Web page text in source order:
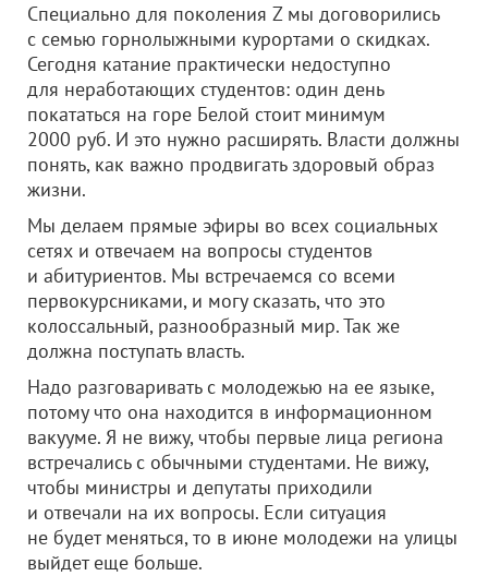
Специально для поколения Z мы договорились
с семью горнолыжными курортами о скидках.
Сегодня катание практически недоступно
для неработающих студентов: один день
покататься на горе Белой стоит минимум
2000 руб. И это нужно расширять. Власти должны
понять, как важно продвигать здоровый образ
жизни.
Мы делаем прямые эфиры во всех социальных
сетях и отвечаем на вопросы студентов
и абитуриентов. Мы встречаемся со всеми
первокурсниками, и могу сказать, что это
колоссальный, разнообразный мир. Так же
должна поступать власть.
Надо разговаривать с молодежью на ее языке,
потому что она находится в информационном
вакууме. Я не вижу, чтобы первые лица региона
встречались с обычными студентами. Не вижу,
чтобы министры и депутаты приходили
и отвечали на их вопросы. Если ситуация
не будет меняться, то в июне молодежи на улицы
выйдет еще больше.